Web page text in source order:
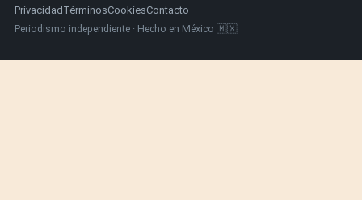
Privacidad TérminosCookiesContacto
Periodismo independiente · Hecho en México 🇲🇽